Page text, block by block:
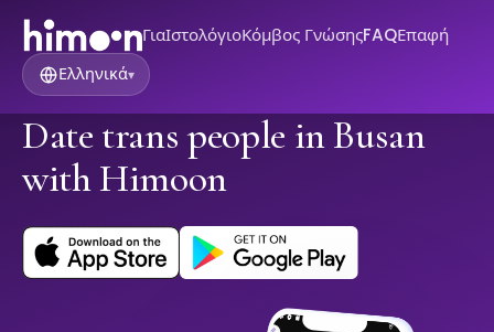
ΓιαΙστολόγιοΚόμβος ΓνώσηςFAQΕπαφή
Ελληνικά▾
Date trans people in Busan
with Himoon